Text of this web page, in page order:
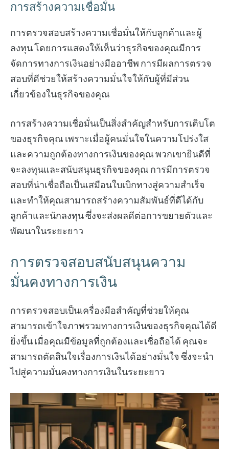
การสร้างความเชื่อมั่น
การตรวจสอบสร้างความเชื่อมั่นให้กับลูกค้าและผู้
ลงทุน โดยการแสดงให้เห็นว่าธุรกิจของคุณมีการ
จัดการทางการเงินอย่างมืออาชีพ การมีผลการตรวจ
สอบที่ดีช่วยให้สร้างความมั่นใจให้กับผู้ที่มีส่วน
เกี่ยวข้องในธุรกิจของคุณ
การสร้างความเชื่อมั่นเป็นสิ่งสำคัญสำหรับการเติบโต
ของธุรกิจคุณ เพราะเมื่อผู้คนมั่นใจในความโปร่งใส
และความถูกต้องทางการเงินของคุณ พวกเขายินดีที่
จะลงทุนและสนับสนุนธุรกิจของคุณ การมีการตรวจ
สอบที่น่าเชื่อถือเป็นเสมือนใบเบิกทางสู่ความสำเร็จ
และทำให้คุณสามารถสร้างความสัมพันธ์ที่ดีได้กับ
ลูกค้าและนักลงทุน ซึ่งจะส่งผลดีต่อการขยายตัวและ
พัฒนาในระยะยาว
การตรวจสอบสนับสนุนความ
มั่นคงทางการเงิน
การตรวจสอบเป็นเครื่องมือสำคัญที่ช่วยให้คุณ
สามารถเข้าใจภาพรวมทางการเงินของธุรกิจคุณได้ดี
ยิ่งขึ้น เมื่อคุณมีข้อมูลที่ถูกต้องและเชื่อถือได้ คุณจะ
สามารถตัดสินใจเรื่องการเงินได้อย่างมั่นใจ ซึ่งจะนำ
ไปสู่ความมั่นคงทางการเงินในระยะยาว